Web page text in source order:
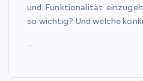
und Funktionalität
so wichtig? Und welche
…